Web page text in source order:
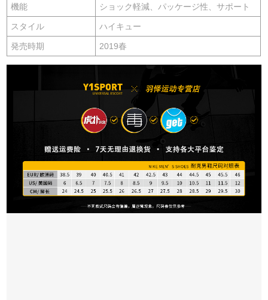
機能 ショック軽減、パッケージ性、サポート
スタイル ハイキュー
発売時期 2019春